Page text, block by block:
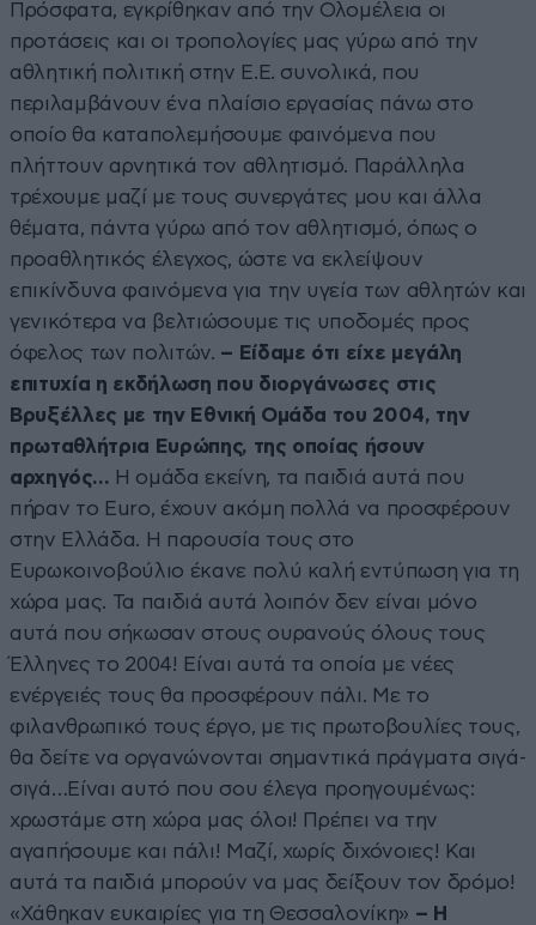
Πρόσφατα, εγκρίθηκαν από την Ολομέλεια οι
προτάσεις και οι τροπολογίες μας γύρω από την
αθλητική πολιτική στην Ε.Ε. συνολικά, που
περιλαμβάνουν ένα πλαίσιο εργασίας πάνω στο
οποίο θα καταπολεμήσουμε φαινόμενα που
πλήττουν αρνητικά τον αθλητισμό. Παράλληλα
τρέχουμε μαζί με τους συνεργάτες μου και άλλα
θέματα, πάντα γύρω από τον αθλητισμό, όπως ο
προαθλητικός έλεγχος, ώστε να εκλείψουν
επικίνδυνα φαινόμενα για την υγεία των αθλητών και
γενικότερα να βελτιώσουμε τις υποδομές προς
όφελος των πολιτών. – Είδαμε ότι είχε μεγάλη
επιτυχία η εκδήλωση που διοργάνωσες στις
Βρυξέλλες με την Εθνική Ομάδα του 2004, την
πρωταθλήτρια Ευρώπης, της οποίας ήσουν
αρχηγός… Η ομάδα εκείνη, τα παιδιά αυτά που
πήραν το Euro, έχουν ακόμη πολλά να προσφέρουν
στην Ελλάδα. Η παρουσία τους στο
Ευρωκοινοβούλιο έκανε πολύ καλή εντύπωση για τη
χώρα μας. Τα παιδιά αυτά λοιπόν δεν είναι μόνο
αυτά που σήκωσαν στους ουρανούς όλους τους
Έλληνες το 2004! Είναι αυτά τα οποία με νέες
ενέργειές τους θα προσφέρουν πάλι. Με το
φιλανθρωπικό τους έργο, με τις πρωτοβουλίες τους,
θα δείτε να οργανώνονται σημαντικά πράγματα σιγά-
σιγά…Είναι αυτό που σου έλεγα προηγουμένως:
χρωστάμε στη χώρα μας όλοι! Πρέπει να την
αγαπήσουμε και πάλι! Μαζί, χωρίς διχόνοιες! Και
αυτά τα παιδιά μπορούν να μας δείξουν τον δρόμο!
«Χάθηκαν ευκαιρίες για τη Θεσσαλονίκη» – Η